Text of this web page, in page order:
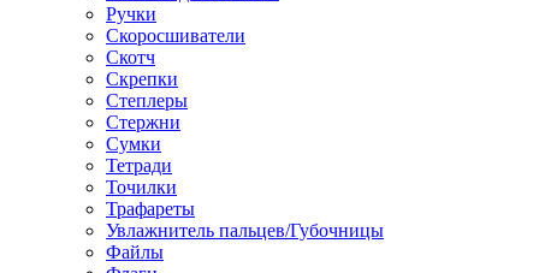
Ручки
Скоросшиватели
Скотч
Скрепки
Степлеры
Стержни
Сумки
Тетради
Точилки
Трафареты
Увлажнитель пальцев/Губочницы
Файлы